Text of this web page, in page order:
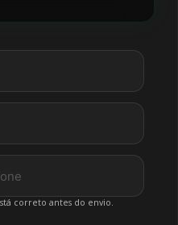
correto antes do envio.